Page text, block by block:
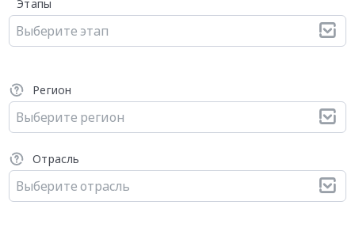
Этапы
Выберите этап
Регион
Выберите регион
Отрасль
Выберите отрасль